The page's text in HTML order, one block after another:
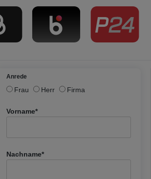
Anrede
Frau Herr Firma
Vorname*
Nachname*